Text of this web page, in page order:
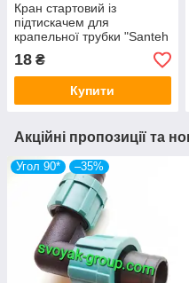
Кран стартовий із
підтискачем для
крапельної трубки "Santeh
Plast".
18 ₴
Купити
Акційні пропозиції та
Угол 90* –35%